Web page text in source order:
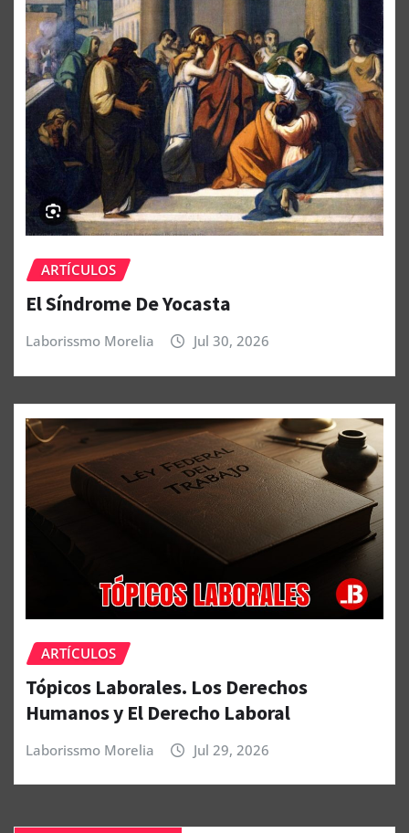
ARTÍCULOS
El Síndrome De Yocasta
Laborissmo Morelia Jul 30, 2026
ARTÍCULOS
Tópicos Laborales. Los Derechos
Humanos y El Derecho Laboral
Laborissmo Morelia Jul 29, 2026